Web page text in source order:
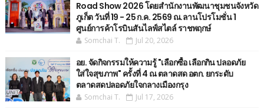
Road Show 2026 โดยสำนักงานพัฒนาชุมชนจังหวัด
ภูเก็ต วันที่ 19 - 25 ก.ค. 2569 ณ.ลานโปรโมชั่น 1
ศูนย์การค้าโรบินสันไลฟ์สไตล์ ราชพฤกษ์
Somchai T. Jul 20, 2026
อย. จัดกิจกรรมให้ความรู้ "เลือกซื้อ เลือกกิน ปลอดภัย
ใส่ใจสุขภาพ" ครั้งที่ 4 ณ ตลาดสด อตก. ยกระดับ
ตลาดสดปลอดภัยใจกลางเมืองกรุง
Somchai T. Jul 17, 2026